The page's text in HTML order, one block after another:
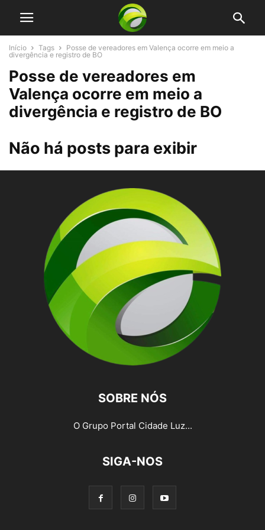
Início Tags
Posse de vereadores em Valença ocorre em meio a
divergência e registro de BO
Posse de vereadores em
Valença ocorre em meio a
divergência e registro de BO
Não há posts para exibir
SOBRE NÓS
O Grupo Portal Cidade Luz...
SIGA-NOS